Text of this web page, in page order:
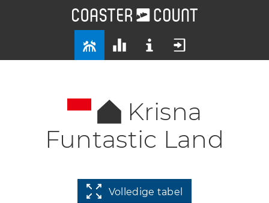
Krisna
Funtastic Land
Volledige tabel